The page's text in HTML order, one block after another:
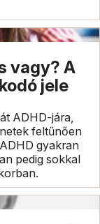
vagy? A
jele
ADHD-jára,
feltűnően
gyakran
pedig sokkal